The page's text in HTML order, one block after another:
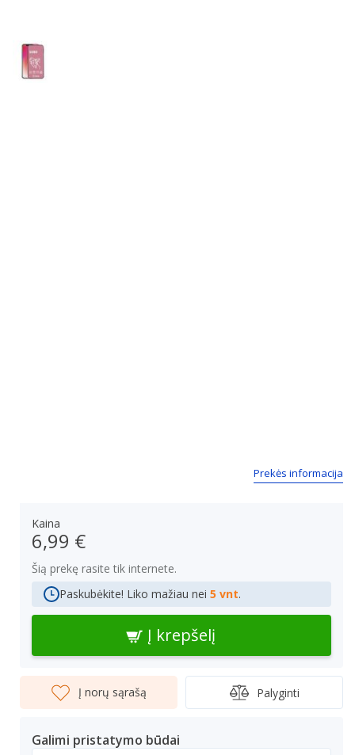
Prekės informacija
Kaina
6,99 €
Šią prekę rasite tik internete.
Paskubėkite! Liko mažiau nei 5 vnt.
Į krepšelį
Į norų sąrašą Palyginti
Galimi pristatymo būdai